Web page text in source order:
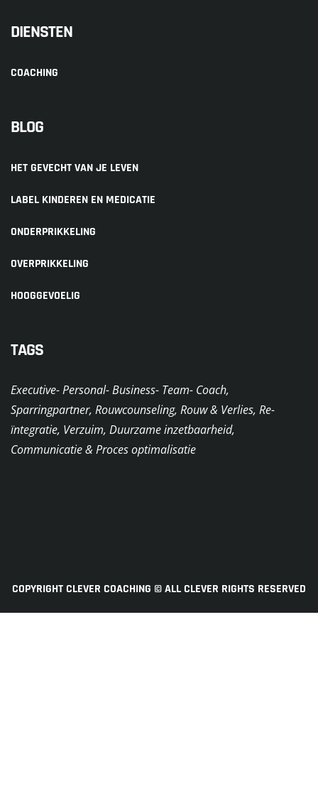
DIENSTEN
COACHING
BLOG
HET GEVECHT VAN JE LEVEN
LABEL KINDEREN EN MEDICATIE
ONDERPRIKKELING
OVERPRIKKELING
HOOGGEVOELIG
TAGS
Executive- Personal- Business- Team- Coach,
Sparringpartner, Rouwcounseling, Rouw & Verlies, Re-
ïntegratie, Verzuim, Duurzame inzetbaarheid,
Communicatie & Proces optimalisatie
COPYRIGHT CLEVER COACHING © ALL CLEVER RIGHTS RESERVED